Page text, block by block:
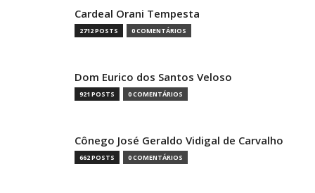
Cardeal Orani Tempesta
2712 POSTS 0 COMENTÁRIOS
Dom Eurico dos Santos Veloso
921 POSTS 0 COMENTÁRIOS
Cônego José Geraldo Vidigal de Carvalho
662 POSTS 0 COMENTÁRIOS